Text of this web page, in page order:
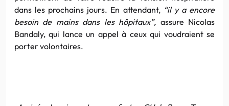
dans les prochains jours. En attendant, “il y a encore
besoin de mains dans les hôpitaux”, assure Nicolas
Bandaly, qui lance un appel à ceux qui voudraient se
porter volontaires.